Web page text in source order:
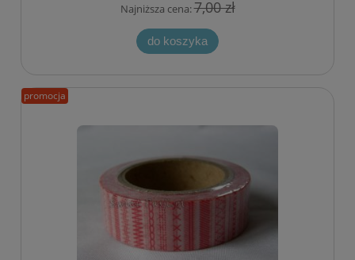
Najniższa cena:7,00 zł
do koszyka
promocja